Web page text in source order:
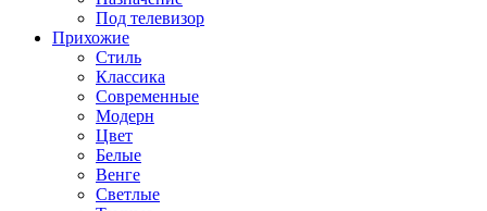
Под телевизор
Прихожие
Стиль
Классика
Современные
Модерн
Цвет
Белые
Венге
Светлые